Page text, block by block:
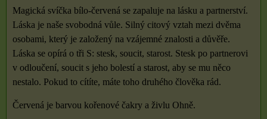
Magická svíčka bílo-červená se zapaluje na lásku a partnerství.
Láska je naše svobodná vůle. Silný citový vztah mezi dvěma
osobami, který je založený na vzájemné znalosti a důvěře.
Láska se opírá o tři S: stesk, soucit, starost. Stesk po partnerovi
v odloučení, soucit s jeho bolestí a starost, aby se mu něco
nestalo. Pokud to cítíte, máte toho druhého člověka rád.
Červená je barvou kořenové čakry a živlu Ohně.